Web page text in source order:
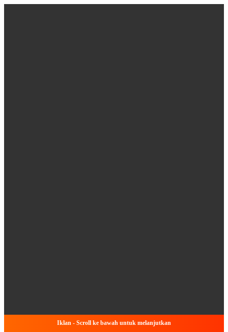
Iklan - Scroll ke bawah untuk melanjutkan